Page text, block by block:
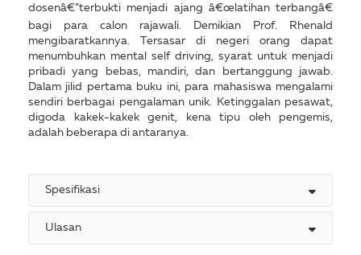
dosenâ€”terbukti menjadi ajang â€œlatihan terbangâ€
bagi para calon rajawali. Demikian Prof. Rhenald
mengibaratkannya. Tersasar di negeri orang dapat
menumbuhkan mental self driving, syarat untuk menjadi
pribadi yang bebas, mandiri, dan bertanggung jawab.
Dalam jilid pertama buku ini, para mahasiswa mengalami
sendiri berbagai pengalaman unik. Ketinggalan pesawat,
digoda kakek-kakek genit, kena tipu oleh pengemis,
adalah beberapa di antaranya.
Spesifikasi
Ulasan